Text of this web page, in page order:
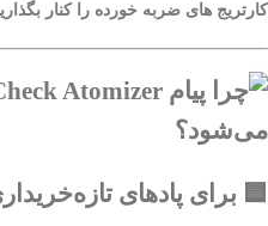
کارتریج‌ های ضربه‌ خورده را کنار
برای پادهای